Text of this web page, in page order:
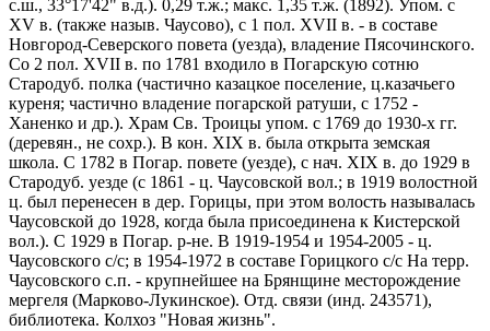
с.ш., 33°17'42" в.д.). 0,29 т.ж.; макс. 1,35 т.ж. (1892). Упом. с
XV в. (так­же назыв. Чаусово), с 1 пол. XVII в. - в составе
Новгород-Северского повета (уезда), владение Пясочинского.
Со 2 пол. XVII в. по 1781 входило в Погарскую сотню
Стародуб. полка (частично ка­зацкое поселение, ц.казачьего
куреня; частично владение погарской ратуши, с 1752 -
Ханенко и др.). Храм Св. Троицы упом. с 1769 до 1930-х гг.
(деревян., не сохр.). В кон. XIX в. была открыта земская
школа. С 1782 в Погар. повете (уезде), с нач. XIX в. до 1929 в
Стародуб. уезде (с 1861 - ц. Чаусовской вол.; в 1919 волостной
ц. был перенесен в дер. Горицы, при этом волость на­зывалась
Чаусовской до 1928, когда была при­соединена к Кистерской
вол.). С 1929 в Погар. р-не. В 1919-1954 и 1954-2005 - ц.
Чаусовского с/с; в 1954-1972 в составе Горицкого с/с На терр.
Чаусовского с.п. - крупнейшее на Брянщине ме­сторождение
мергеля (Марково-Лукинское). Отд. связи (инд. 243571),
библиотека. Колхоз "Новая жизнь".